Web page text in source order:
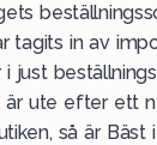
in av
i just
ute efter ett
så är